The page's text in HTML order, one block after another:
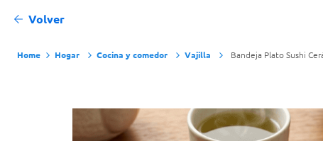
Volver
Hogar Cocina y comedor Vajilla Bandeja Plato Sushi
Términos más buscados